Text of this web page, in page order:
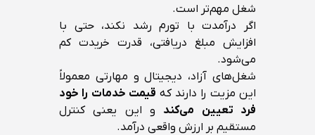
شغل مهم‌تر است.
اگر درآمدت با تورم رشد نکند، حتی با
افزایش مبلغ دریافتی، قدرت خریدت کم
می‌شود.
شغل‌های آزاد، دیجیتال و مهارتی معمولاً
این مزیت را دارند که قیمت خدمات را خود
فرد تعیین می‌کند و این یعنی کنترل
مستقیم بر ارزش واقعی درآمد.